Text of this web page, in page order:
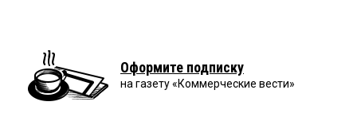
Оформите подписку
на газету «Коммерческие вести»